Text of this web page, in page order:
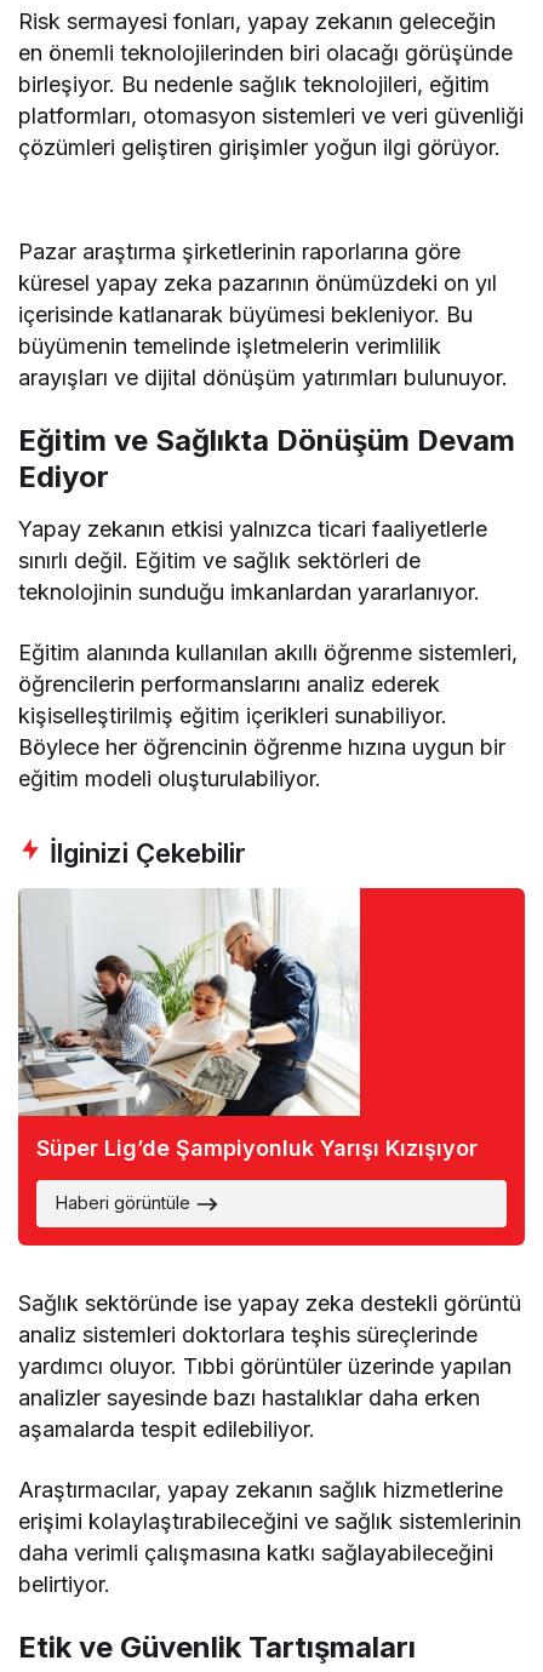
Risk sermayesi fonları, yapay zekanın geleceğin
en önemli teknolojilerinden biri olacağı görüşünde
birleşiyor. Bu nedenle sağlık teknolojileri, eğitim
platformları, otomasyon sistemleri ve veri güvenliği
çözümleri geliştiren girişimler yoğun ilgi görüyor.
Pazar araştırma şirketlerinin raporlarına göre
küresel yapay zeka pazarının önümüzdeki on yıl
içerisinde katlanarak büyümesi bekleniyor. Bu
büyümenin temelinde işletmelerin verimlilik
arayışları ve dijital dönüşüm yatırımları bulunuyor.
Eğitim ve Sağlıkta Dönüşüm Devam
Ediyor
Yapay zekanın etkisi yalnızca ticari faaliyetlerle
sınırlı değil. Eğitim ve sağlık sektörleri de
teknolojinin sunduğu imkanlardan yararlanıyor.
Eğitim alanında kullanılan akıllı öğrenme sistemleri,
öğrencilerin performanslarını analiz ederek
kişiselleştirilmiş eğitim içerikleri sunabiliyor.
Böylece her öğrencinin öğrenme hızına uygun bir
eğitim modeli oluşturulabiliyor.
İlginizi Çekebilir
Süper Lig’de Şampiyonluk Yarışı Kızışıyor
Haberi görüntüle
Sağlık sektöründe ise yapay zeka destekli görüntü
analiz sistemleri doktorlara teşhis süreçlerinde
yardımcı oluyor. Tıbbi görüntüler üzerinde yapılan
analizler sayesinde bazı hastalıklar daha erken
aşamalarda tespit edilebiliyor.
Araştırmacılar, yapay zekanın sağlık hizmetlerine
erişimi kolaylaştırabileceğini ve sağlık sistemlerinin
daha verimli çalışmasına katkı sağlayabileceğini
belirtiyor.
Etik ve Güvenlik Tartışmaları